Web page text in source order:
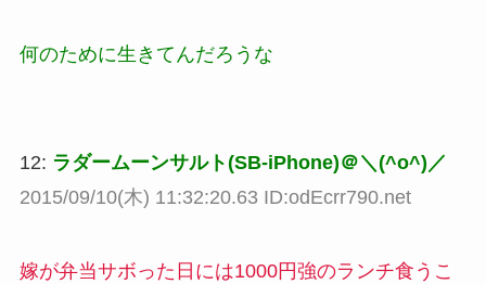
何のために生きてんだろうな
12: ラダームーンサルト(SB-iPhone)＠＼(^o^)／
2015/09/10(木) 11:32:20.63 ID:odEcrr790.net
嫁が弁当サボった日には1000円強のランチ食うこ